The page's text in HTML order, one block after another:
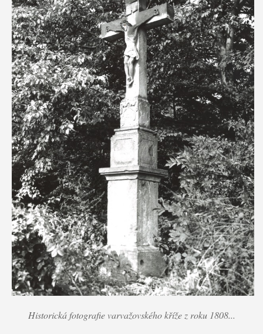
Historická fotografie varvažovského kříže z roku 1808...